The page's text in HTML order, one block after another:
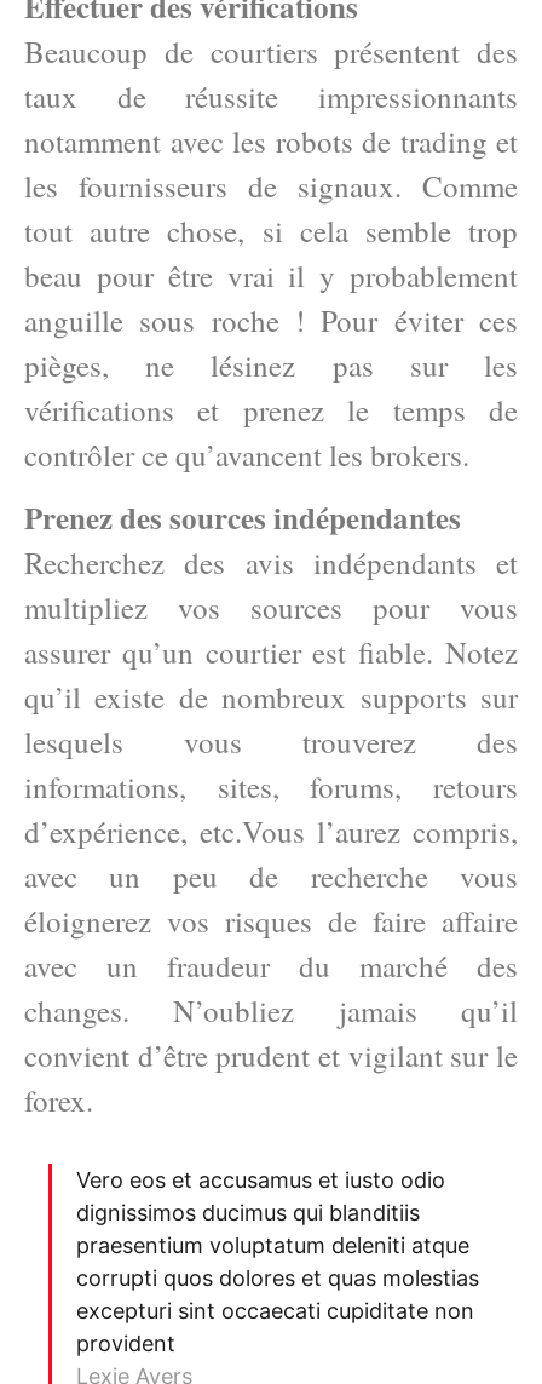
Beaucoup de courtiers présentent des
taux de réussite impressionnants
notamment avec les robots de trading et
les fournisseurs de signaux. Comme
tout autre chose, si cela semble trop
beau pour être vrai il y probablement
anguille sous roche ! Pour éviter ces
pièges, ne lésinez pas sur les
vérifications et prenez le temps de
contrôler ce qu’avancent les brokers.
Prenez des sources indépendantes
Recherchez des avis indépendants et
multipliez vos sources pour vous
assurer qu’un courtier est fiable. Notez
qu’il existe de nombreux supports sur
lesquels vous trouverez des
informations, sites, forums, retours
d’expérience, etc.Vous l’aurez compris,
avec un peu de recherche vous
éloignerez vos risques de faire affaire
avec un fraudeur du marché des
changes. N’oubliez jamais qu’il
convient d’être prudent et vigilant sur le
forex.
Vero eos et accusamus et iusto odio
dignissimos ducimus qui blanditiis
praesentium voluptatum deleniti atque
corrupti quos dolores et quas molestias
excepturi sint occaecati cupiditate non
provident
Lexie Ayers